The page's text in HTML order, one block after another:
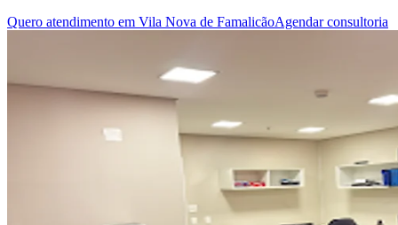
Quero atendimento em Vila Nova de FamalicãoAgendar consultoria